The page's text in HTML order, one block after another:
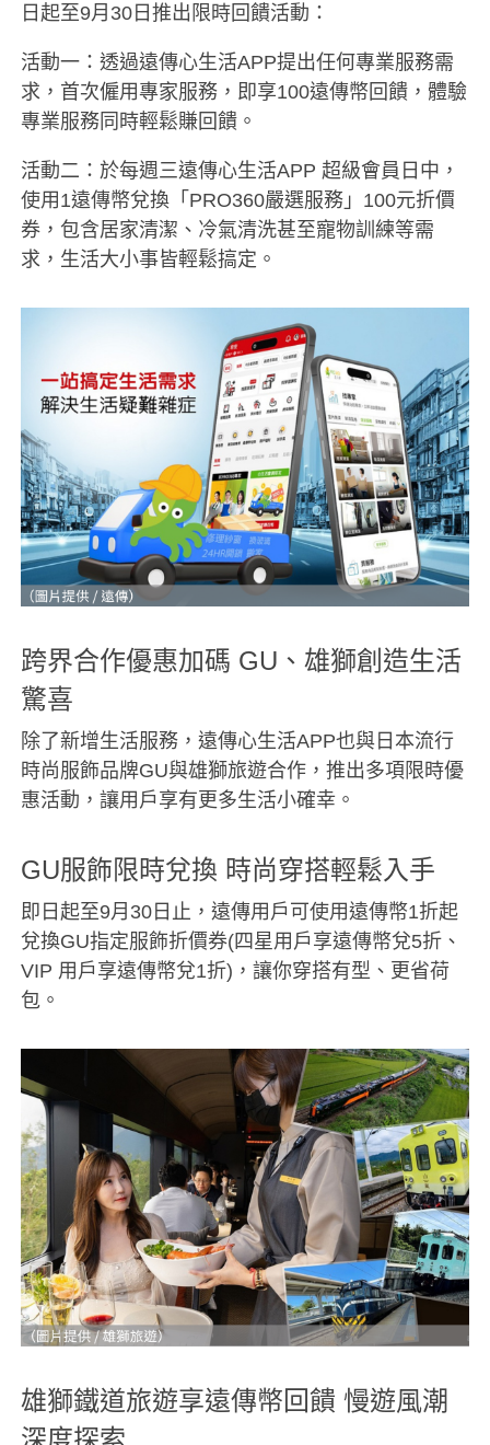
日起至9月30日推出限時回饋活動：
活動一：透過遠傳心生活APP提出任何專業服務需
求，首次僱用專家服務，即享100遠傳幣回饋，體驗
專業服務同時輕鬆賺回饋。
活動二：於每週三遠傳心生活APP 超級會員日中，
使用1遠傳幣兌換「PRO360嚴選服務」100元折價
券，包含居家清潔、冷氣清洗甚至寵物訓練等需
求，生活大小事皆輕鬆搞定。
跨界合作優惠加碼 GU、雄獅創造生活
驚喜
除了新增生活服務，遠傳心生活APP也與日本流行
時尚服飾品牌GU與雄獅旅遊合作，推出多項限時優
惠活動，讓用戶享有更多生活小確幸。
GU服飾限時兌換 時尚穿搭輕鬆入手
即日起至9月30日止，遠傳用戶可使用遠傳幣1折起
兌換GU指定服飾折價券(四星用戶享遠傳幣兌5折、
VIP 用戶享遠傳幣兌1折)，讓你穿搭有型、更省荷
包。
雄獅鐵道旅遊享遠傳幣回饋 慢遊風潮